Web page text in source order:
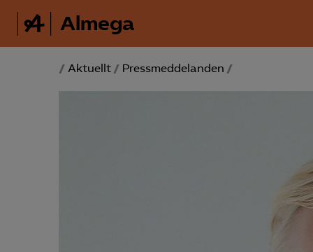
Almega
/ Aktuellt / Pressmeddelanden /